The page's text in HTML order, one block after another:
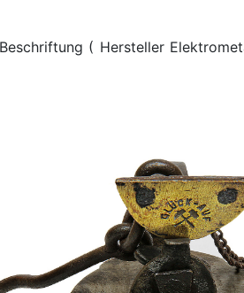
( Hersteller